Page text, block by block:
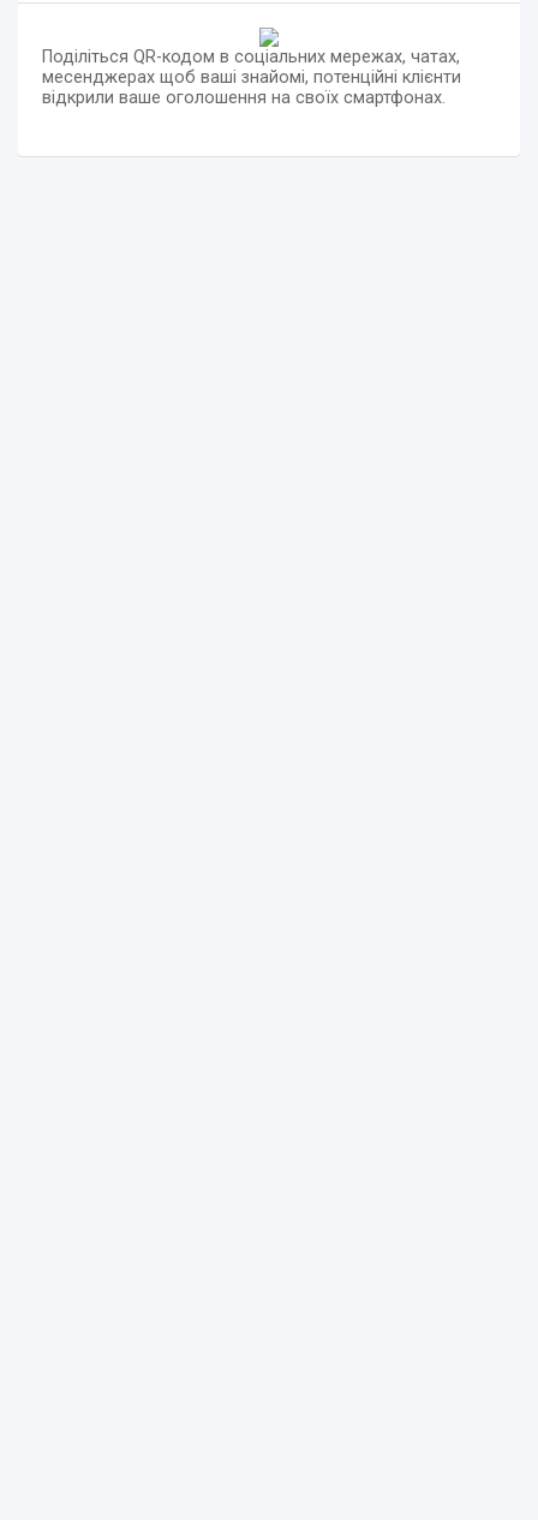
Поділіться QR-кодом в соціальних мережах, чатах,
месенджерах щоб ваші знайомі, потенційні клієнти
відкрили ваше оголошення на своїх смартфонах.